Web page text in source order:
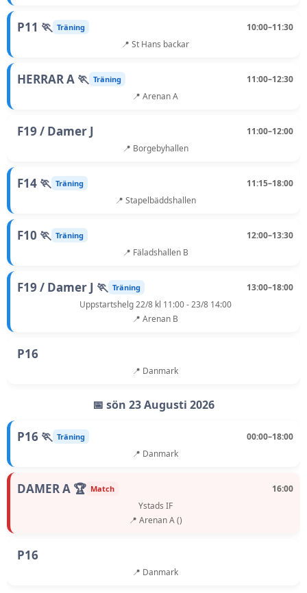
P11 🏃 Träning
10:00–11:30
📍 St Hans backar
HERRAR A 🏃 Träning
11:00–12:30
📍 Arenan A
F19 / Damer J
11:00–12:00
📍 Borgebyhallen
F14 🏃 Träning
11:15–18:00
📍 Stapelbäddshallen
F10 🏃 Träning
12:00–13:30
📍 Fäladshallen B
F19 / Damer J 🏃 Träning
13:00–18:00
Uppstartshelg 22/8 kl 11:00 - 23/8 14:00
📍 Arenan B
P16
📍 Danmark
📅 sön 23 Augusti 2026
P16 🏃 Träning
00:00–18:00
📍 Danmark
DAMER A 🏆 Match
16:00
Ystads IF
📍 Arenan A ()
P16
📍 Danmark